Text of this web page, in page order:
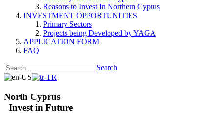
Reasons to Invest In Northern Cyprus
INVESTMENT OPPORTUNITIES
Primary Sectors
Projects being Developed by YAGA
APPLICATION FORM
FAQ
Search
North Cyprus
Invest in Future